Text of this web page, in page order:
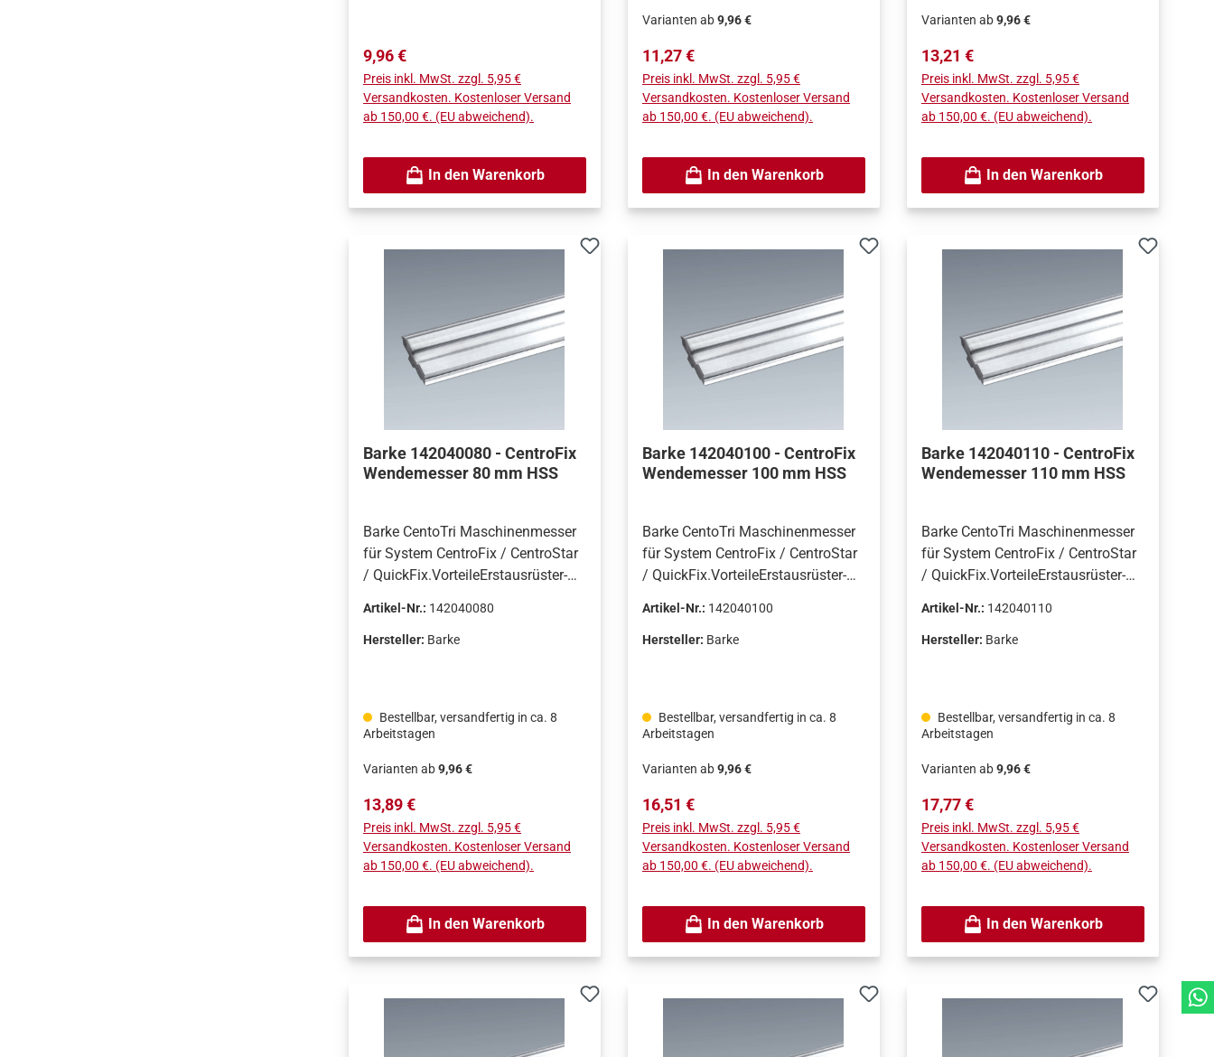
Regulärer Preis:
9,96 €
Preis inkl. MwSt. zzgl. 5,95 €
Versandkosten. Kostenloser Versand
ab 150,00 €. (EU abweichend).
In den Warenkorb
Varianten ab9,96 €
Regulärer Preis:
11,27 €
Preis inkl. MwSt. zzgl. 5,95 €
Versandkosten. Kostenloser Versand
ab 150,00 €. (EU abweichend).
In den Warenkorb
Varianten ab9,96 €
Regulärer Preis:
13,21 €
Preis inkl. MwSt. zzgl. 5,95 €
Versandkosten. Kostenloser Versand
ab 150,00 €. (EU abweichend).
In den Warenkorb
Barke 142040080 - CentroFix
Wendemesser 80 mm HSS
Barke CentoTri Maschinenmesser
für System CentroFix / CentroStar
/ QuickFix.VorteileErstausrüster-
Bruchsicherheit.Hervorragende
Artikel-Nr.: 142040080
Hersteller: Barke
Bestellbar, versandfertig in ca. 8
Arbeitstagen
Varianten ab9,96 €
Regulärer Preis:
13,89 €
Preis inkl. MwSt. zzgl. 5,95 €
Versandkosten. Kostenloser Versand
ab 150,00 €. (EU abweichend).
In den Warenkorb
Barke 142040100 - CentroFix
Wendemesser 100 mm HSS
Barke CentoTri Maschinenmesser
für System CentroFix / CentroStar
/ QuickFix.VorteileErstausrüster-
Bruchsicherheit.Hervorragende
Artikel-Nr.: 142040100
Hersteller: Barke
Bestellbar, versandfertig in ca. 8
Arbeitstagen
Varianten ab9,96 €
Regulärer Preis:
16,51 €
Preis inkl. MwSt. zzgl. 5,95 €
Versandkosten. Kostenloser Versand
ab 150,00 €. (EU abweichend).
In den Warenkorb
Barke 142040110 - CentroFix
Wendemesser 110 mm HSS
Barke CentoTri Maschinenmesser
für System CentroFix / CentroStar
/ QuickFix.VorteileErstausrüster-
Bruchsicherheit.Hervorragende
Artikel-Nr.: 142040110
Hersteller: Barke
Bestellbar, versandfertig in ca. 8
Arbeitstagen
Varianten ab9,96 €
Regulärer Preis:
17,77 €
Preis inkl. MwSt. zzgl. 5,95 €
Versandkosten. Kostenloser Versand
ab 150,00 €. (EU abweichend).
In den Warenkorb